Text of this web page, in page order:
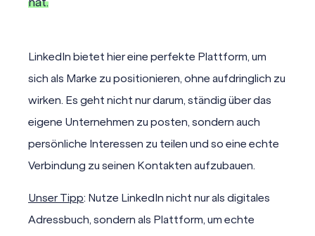
LinkedIn bietet hier eine perfekte Plattform, um
sich als Marke zu positionieren, ohne aufdringlich zu
wirken. Es geht nicht nur darum, ständig über das
eigene Unternehmen zu posten, sondern auch
persönliche Interessen zu teilen und so eine echte
Verbindung zu seinen Kontakten aufzubauen.
Unser Tipp: Nutze LinkedIn nicht nur als digitales
Adressbuch, sondern als Plattform, um echte